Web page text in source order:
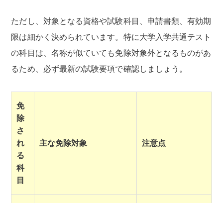
ただし、対象となる資格や試験科目、申請書類、有効期
限は細かく決められています。特に大学入学共通テスト
の科目は、名称が似ていても免除対象外となるものがあ
るため、必ず最新の試験要項で確認しましょう。
免
除
さ
れ
る
科
目
主な免除対象 注意点